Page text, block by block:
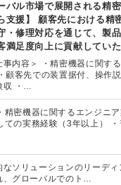
バル市場で展開される精
支援】 顧客先における精
・修理対応を通じて、製
満足度向上に貢献していた
事内容＞ ・精密機器に関す
顧客先での装置据付、操作
収 ・…
・精密機器に関するエンジニ
ての実務経験（3年以上）
なソリューションのリーデ
、グローバルでのト…